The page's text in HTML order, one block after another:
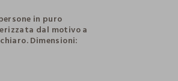
in puro
dal motivo a
Dimensioni: